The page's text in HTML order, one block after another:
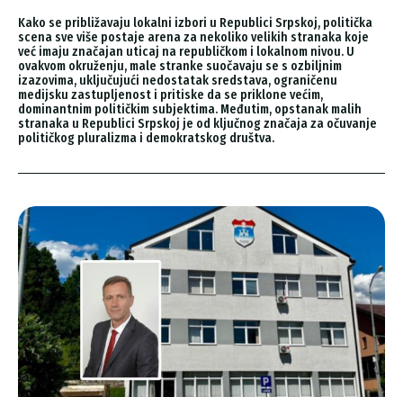
Kako se približavaju lokalni izbori u Republici Srpskoj, politička
scena sve više postaje arena za nekoliko velikih stranaka koje
već imaju značajan uticaj na republičkom i lokalnom nivou. U
ovakvom okruženju, male stranke suočavaju se s ozbiljnim
izazovima, uključujući nedostatak sredstava, ograničenu
medijsku zastupljenost i pritiske da se priklone većim,
dominantnim političkim subjektima. Međutim, opstanak malih
stranaka u Republici Srpskoj je od ključnog značaja za očuvanje
političkog pluralizma i demokratskog društva.